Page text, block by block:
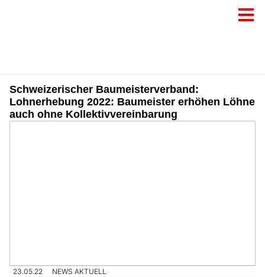
Schweizerischer Baumeisterverband:
Lohnerhebung 2022: Baumeister erhöhen Löhne
auch ohne Kollektivvereinbarung
23.05.22 NEWS AKTUELL